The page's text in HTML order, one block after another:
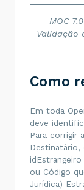
MOC
Validação
Como
Em toda
deve
Para corrigir
ou Código
Jurídica)